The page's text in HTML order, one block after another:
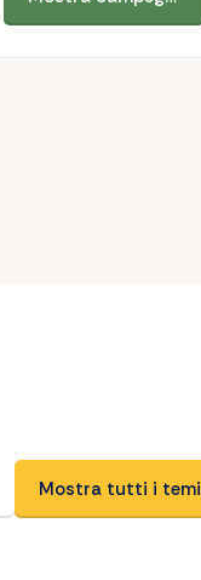
Mostra tutti i temi